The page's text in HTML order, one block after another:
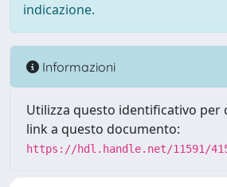
indicazione.
Informazioni
Utilizza questo identificativo per
link a questo documento:
https://hdl.handle.net/11591/